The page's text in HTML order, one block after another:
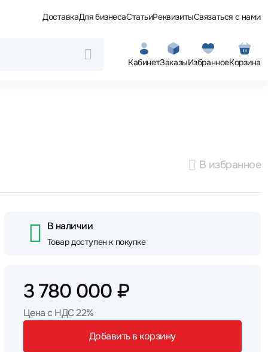
ДоставкаДля бизнесаСтатьиРеквизитыСвязаться с нами
КабинетЗаказыИзбранноеКорзина
В избранное
В наличии
Товар доступен к покупке
3 780 000 ₽
Цена с НДС 22%
Добавить в корзину